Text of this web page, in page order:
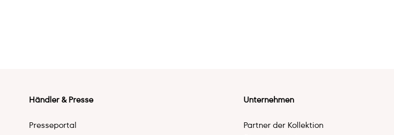
Händler & Presse
Presseportal
Unternehmen
Partner der Kollektion